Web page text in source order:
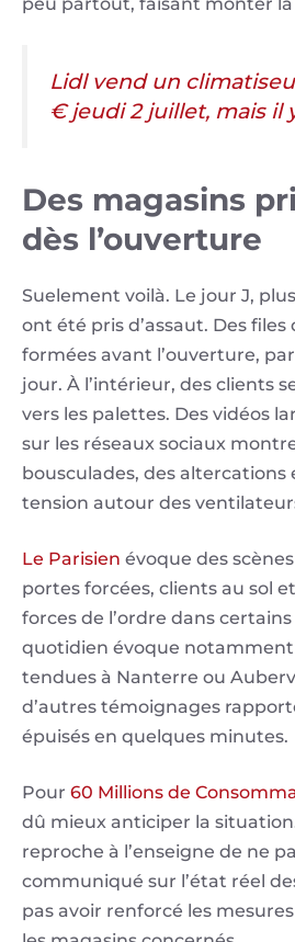
peu partout, faisant monter la
Lidl vend un
€ jeudi 2 juillet, mais il
Des magasins
dès l’ouverture
Suelement voilà. Le jour J,
ont été pris d’assaut. Des files
formées avant l’ouverture,
jour. À l’intérieur, des clients
vers les palettes. Des vidéos
sur les réseaux sociaux
bousculades, des altercations
tension autour des
Le Parisien évoque des
portes forcées, clients au sol
forces de l’ordre dans
quotidien évoque
tendues à Nanterre ou
d’autres témoignages
épuisés en quelques minutes.
Pour 60 Millions de
dû mieux anticiper la
reproche à l’enseigne de ne
communiqué sur l’état réel
pas avoir renforcé les